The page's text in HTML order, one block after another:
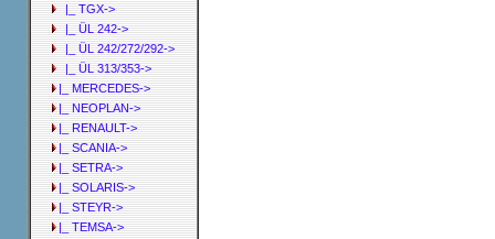
|_ TGX->
|_ ÜL 242->
|_ ÜL 242/272/292->
|_ ÜL 313/353->
|_ MERCEDES->
|_ NEOPLAN->
|_ RENAULT->
|_ SCANIA->
|_ SETRA->
|_ SOLARIS->
|_ STEYR->
|_ TEMSA->